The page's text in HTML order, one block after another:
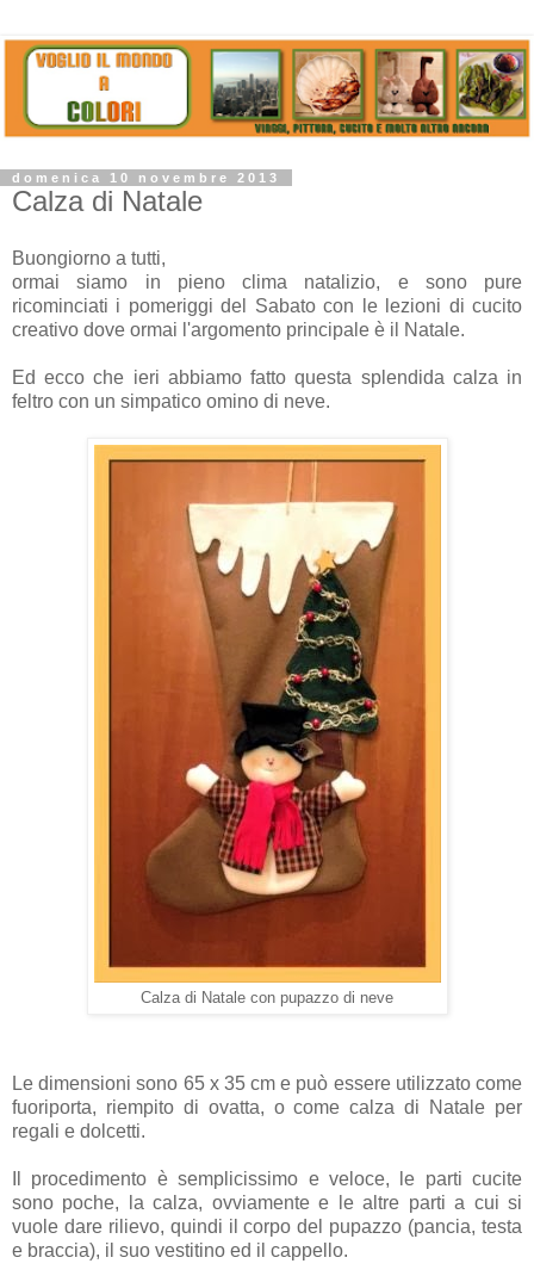
domenica 10 novembre 2013
Calza di Natale
Buongiorno a tutti,
ormai siamo in pieno clima natalizio, e sono pure
ricominciati i pomeriggi del Sabato con le lezioni di cucito
creativo dove ormai l'argomento principale è il Natale.
Ed ecco che ieri abbiamo fatto questa splendida calza in
feltro con un simpatico omino di neve.
Calza di Natale con pupazzo di neve
Le dimensioni sono 65 x 35 cm e può essere utilizzato come
fuoriporta, riempito di ovatta, o come calza di Natale per
regali e dolcetti.
Il procedimento è semplicissimo e veloce, le parti cucite
sono poche, la calza, ovviamente e le altre parti a cui si
vuole dare rilievo, quindi il corpo del pupazzo (pancia, testa
e braccia), il suo vestitino ed il cappello.